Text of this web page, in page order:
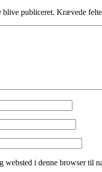
blive publiceret. Krævede
websted i denne browser til